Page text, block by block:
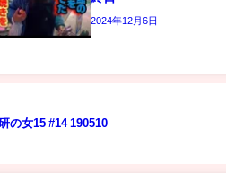
2024年12月6日
の女15 #14 190510